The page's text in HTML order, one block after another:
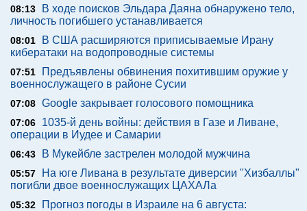
08:13
В ходе поисков Эльдара Даяна обнаружено тело,
личность погибшего устанавливается
08:01
В США расширяются приписываемые Ирану
кибератаки на водопроводные системы
07:51
Предъявлены обвинения похитившим оружие у
военнослужащего в районе Сусии
07:08 Google закрывает голосового помощника
07:06
1035-й день войны: действия в Газе и Ливане,
операции в Иудее и Самарии
06:43 В Мукейбле застрелен молодой мужчина
05:57
На юге Ливана в результате диверсии "Хизбаллы"
погибли двое военнослужащих ЦАХАЛа
05:32 Прогноз погоды в Израиле на 6 августа: